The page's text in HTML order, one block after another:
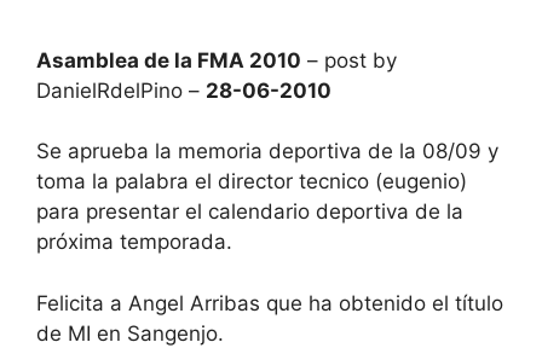
Asamblea de la FMA 2010 – post by
DanielRdelPino – 28-06-2010
Se aprueba la memoria deportiva de la 08/09 y
toma la palabra el director tecnico (eugenio)
para presentar el calendario deportiva de la
próxima temporada.
Felicita a Angel Arribas que ha obtenido el título
de MI en Sangenjo.